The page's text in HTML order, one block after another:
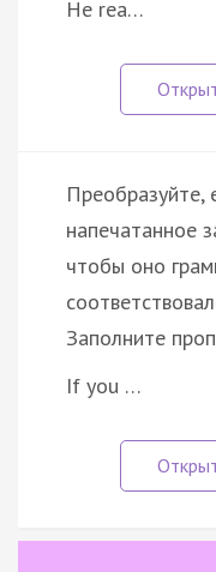
He rea…
Преобразуйте,
напечатанное
чтобы оно
Заполните
If you …